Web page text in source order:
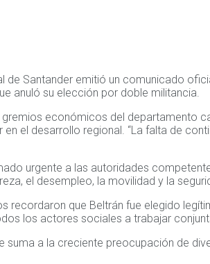
de Santander emitió un comunicado
anuló su elección por doble militancia.
económicos del departamento
en el desarrollo regional. “La falta de
urgente a las autoridades
el desempleo, la movilidad y la
recordaron que Beltrán fue elegido
los actores sociales a trabajar
suma a la creciente preocupación de